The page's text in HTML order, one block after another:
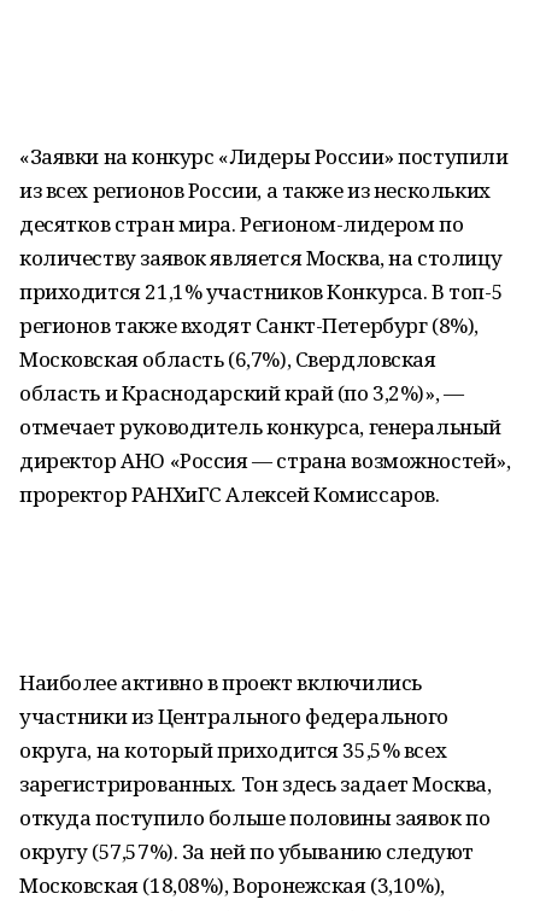
«Заявки на конкурс «Лидеры России» поступили
из всех регионов России, а также из нескольких
десятков стран мира. Регионом-лидером по
количеству заявок является Москва, на столицу
приходится 21,1% участников Конкурса. В топ-5
регионов также входят Санкт-Петербург (8%),
Московская область (6,7%), Свердловская
область и Краснодарский край (по 3,2%)», —
отмечает руководитель конкурса, генеральный
директор АНО «Россия — страна возможностей»,
проректор РАНХиГС Алексей Комиссаров.
Наиболее активно в проект включились
участники из Центрального федерального
округа, на который приходится 35,5% всех
зарегистрированных. Тон здесь задает Москва,
откуда поступило больше половины заявок по
округу (57,57%). За ней по убыванию следуют
Московская (18,08%), Воронежская (3,10%),